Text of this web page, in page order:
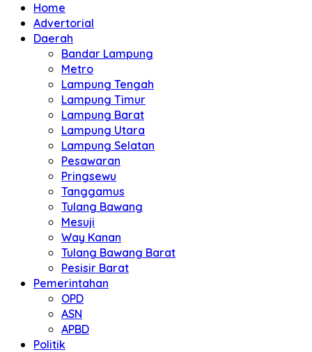
Home
Advertorial
Daerah
Bandar Lampung
Metro
Lampung Tengah
Lampung Timur
Lampung Barat
Lampung Utara
Lampung Selatan
Pesawaran
Pringsewu
Tanggamus
Tulang Bawang
Mesuji
Way Kanan
Tulang Bawang Barat
Pesisir Barat
Pemerintahan
OPD
ASN
APBD
Politik